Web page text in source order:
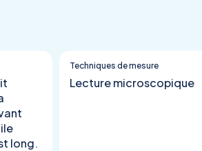
long.
Techniques de mesure
Lecture microscopique